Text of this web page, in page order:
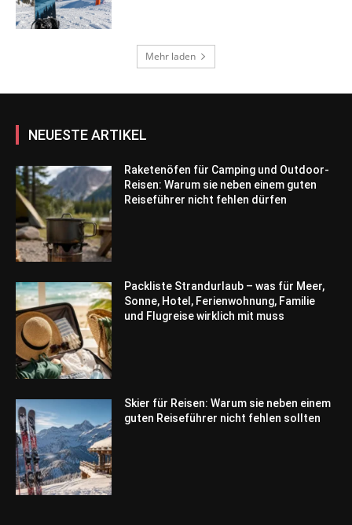
Mehr laden
NEUESTE ARTIKEL
Raketenöfen für Camping und Outdoor-
Reisen: Warum sie neben einem guten
Reiseführer nicht fehlen dürfen
Packliste Strandurlaub – was für Meer,
Sonne, Hotel, Ferienwohnung, Familie
und Flugreise wirklich mit muss
Skier für Reisen: Warum sie neben einem
guten Reiseführer nicht fehlen sollten